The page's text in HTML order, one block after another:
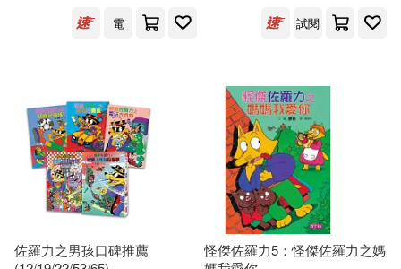
李健，黎裕明，原旭輝等(1)
林 和哉(1)
栗原裕一郎(1) 森木幸裕(1)
主婦の友インフォス(1)
優品文化事業有限公司(1)
光現出版(1) 博樂伯樂(1)
台中市立葫蘆墩文化中心(1)
電
試閱
佐羅力之男孩口碑推薦
怪傑佐羅力5：怪傑佐羅力之媽